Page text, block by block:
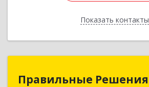
Показать контакты
Назад
Правильные Решения